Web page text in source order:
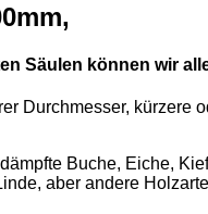
Säulen können wir
Durchmesser, kürzere
Buche, Eiche,
aber andere